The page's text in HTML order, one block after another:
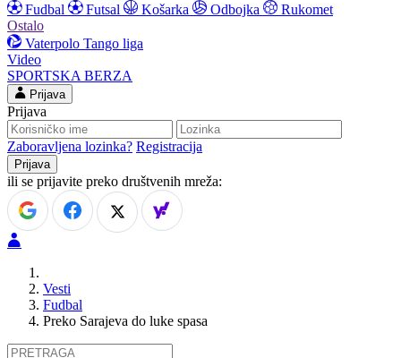
Fudbal
Futsal Košarka Odbojka
Rukomet
Ostalo
Vaterpolo Tango liga
Video
SPORTSKA BERZA
Prijava
Prijava
Zaboravljena lozinka? Registracija
ili se prijavite preko društvenih mreža:
Vesti
Fudbal
Preko Sarajeva do luke spasa